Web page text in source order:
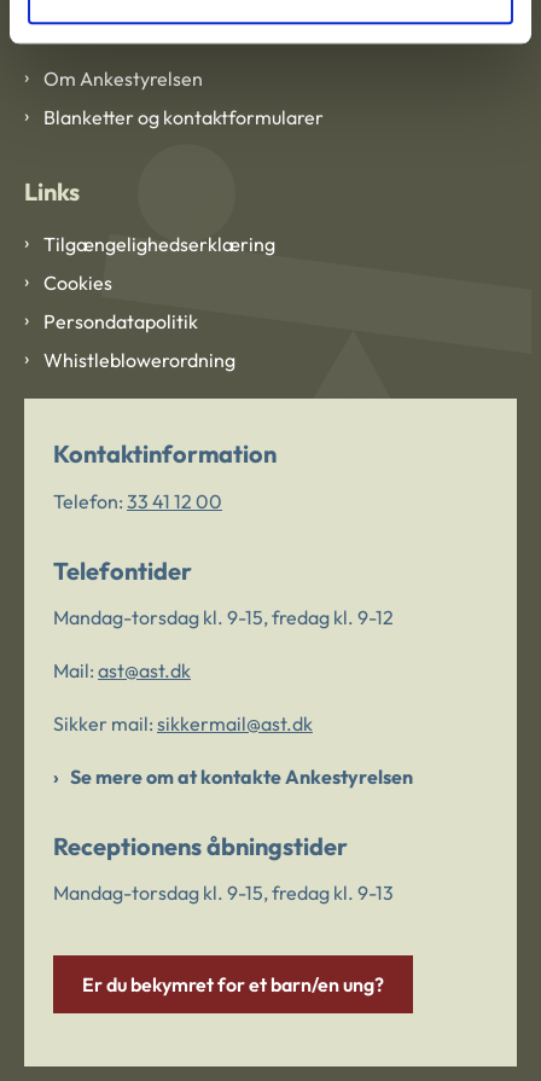
Om Ankestyrelsen
Om Ankestyrelsen
Blanketter og kontaktformularer
Links
Tilgængelighedserklæring
Cookies
Persondatapolitik
Whistleblowerordning
Kontaktinformation
Telefon: 33 41 12 00
Telefontider
Mandag-torsdag kl. 9-15, fredag kl. 9-12
Mail: ast@ast.dk
Sikker mail: sikkermail@ast.dk
Se mere om at kontakte Ankestyrelsen
Receptionens åbningstider
Mandag-torsdag kl. 9-15, fredag kl. 9-13
Er du bekymret for et barn/en ung?